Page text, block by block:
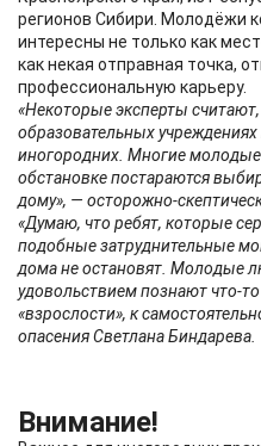
регионов Сибири. Молодёжи
интересны не только как
как некая отправная точка,
профессиональную карьеру.
«Некоторые эксперты
образовательных
иногородних. Многие
обстановке постараются
дому», — осторожно-
«Думаю, что ребят, которые
подобные затруднительные
дома не остановят. Молодые
удовольствием познают что-
«взрослости», к
опасения Светлана Биндарева.
Внимание!